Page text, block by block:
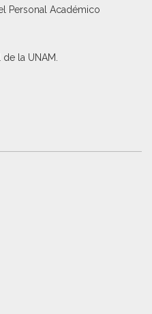
Personal Académico
la UNAM.